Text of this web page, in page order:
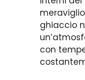
ghiaccio
con